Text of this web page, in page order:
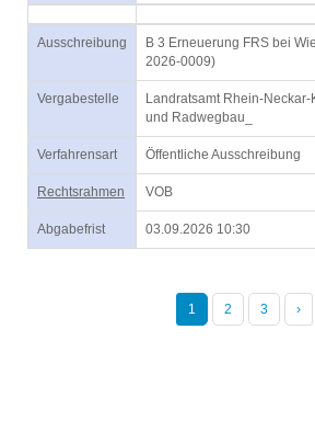
Ausschreibung
B 3 Erneuerung FRS bei
2026-0009)
Vergabestelle
Landratsamt Rhein-Neckar-
und Radwegbau_
Verfahrensart Öffentliche Ausschreibung
Rechtsrahmen VOB
Abgabefrist 03.09.2026 10:30
1 2 3 ›